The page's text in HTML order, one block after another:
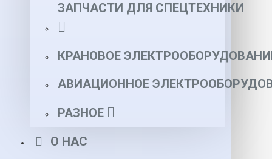
ЗАПЧАСТИ ДЛЯ СПЕЦТЕХНИКИ
КРАНОВОЕ
АВИАЦИОННОЕ
РАЗНОЕ
О НАС